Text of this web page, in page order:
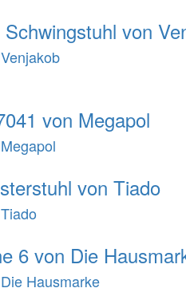
Schwingstuhl von
Venjakob
von Megapol
Megapol
von Tiado
Tiado
6 von Die
Die Hausmarke